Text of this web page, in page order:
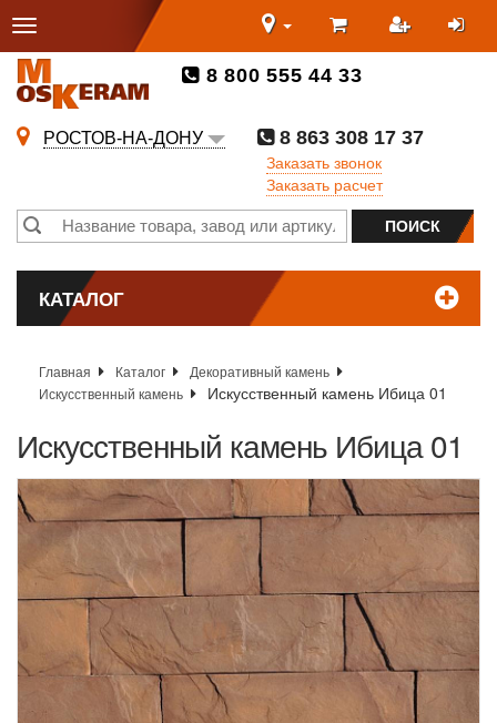
8 800 555 44 33
РОСТОВ-НА-ДОНУ
8 863 308 17 37
Заказать звонок
Заказать расчет
КАТАЛОГ
Главная Каталог
Декоративный камень
Искусственный камень
Искусственный камень Ибица 01
Искусственный камень Ибица 01